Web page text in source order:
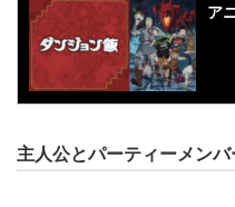
ア
主人公とパーティーメンバ